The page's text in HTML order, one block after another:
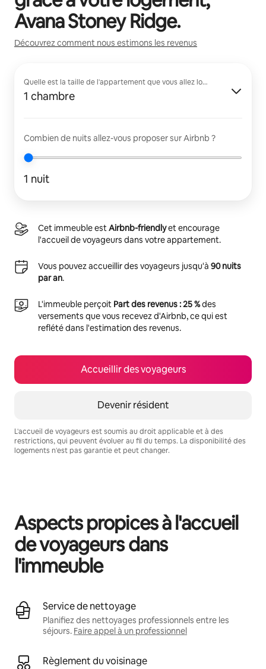
Avana Stoney Ridge.
Découvrez comment nous estimons les revenus
Quelle est la taille de l'appartement que vous allez louer ?
1 chambre
Combien de nuits allez-vous proposer sur Airbnb ?
1 nuit
Cet immeuble estAirbnb-friendlyet encourage
l'accueil de voyageurs dans votre appartement.
Vous pouvez accueillir des voyageurs jusqu'à 90 nuits
par an.
L'immeuble perçoit Part des revenus : 25 %des
versements que vous recevez d'Airbnb, ce qui est
reflété dans l'estimation des revenus.
Accueillir des voyageurs
Devenir résident
L'accueil de voyageurs est soumis au droit applicable et à des
restrictions, qui peuvent évoluer au fil du temps. La disponibilité des
logements n'est pas garantie et peut changer.
Aspects propices à l'accueil
de voyageurs dans
l'immeuble
Service de nettoyage
Planifiez des nettoyages professionnels entre les
séjours. Faire appel à un professionnel
Règlement du voisinage